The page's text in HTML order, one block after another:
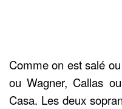
Comme on est salé
ou Wagner, Callas
Casa. Les deux